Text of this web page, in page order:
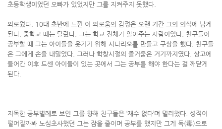
초등학생이었던 오빠가 있었지만 그를 지켜주지 못했다.
외로웠다. 10대 초반에 느낀 이 외로움의 감정은 오랜 기간 그의 의식에 남게
된다. 중학교 때는 달랐다. 그는 학교 전체가 알아주는 사람이었다. 친구들이
공부할 때 그는 아이들을 웃기기 위해 시나리오를 만들고 구상을 했다. 친구들
은 그에게 손을 내밀었다. 그러나 학창시절의 즐거움은 거기까지였다. 상고에
들어간 이후 드센 아이들이 있는 곳에서 그는 공부를 해야 한다는 걸 깨닫게
된다.
지독한 공부벌레로 보인 그를 향해 친구들은 ‘재수 없다’며 멀리했다. 성적이
떨어질까봐 노심초사했던 그는 잠을 줄이며 공부를 했지만 그게 독(毒)으로